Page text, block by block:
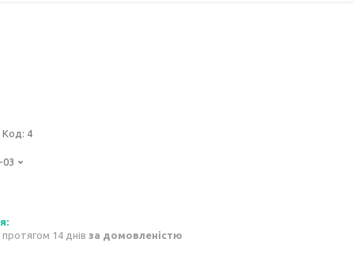
Код: 4
03
14 днів за домовленістю